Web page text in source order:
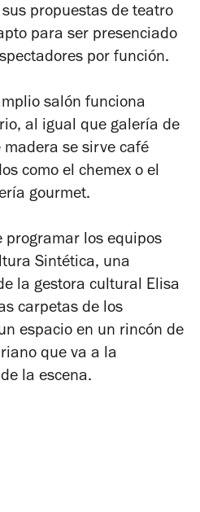
propuestas de teatro
para ser presenciado
por función.
salón funciona
al igual que galería de
madera se sirve café
como el chemex o el
gourmet.
programar los equipos
Sintética, una
la gestora cultural Elisa
carpetas de los
espacio en un rincón de
que va a la
la escena.